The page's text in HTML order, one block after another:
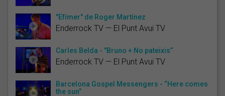
"Efímer" de Roger Martínez
Enderrock TV — El Punt Avui TV
Carles Belda - "Bruno + No pateixis”
Enderrock TV — El Punt Avui TV
Barcelona Gospel Messengers - “Here comes
the sun”